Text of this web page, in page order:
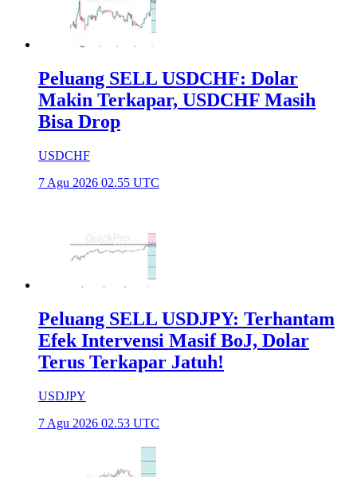
Peluang SELL USDCHF: Dolar
Makin Terkapar, USDCHF Masih
Bisa Drop
USDCHF
7 Agu 2026 02.55 UTC
Peluang SELL USDJPY: Terhantam
Efek Intervensi Masif BoJ, Dolar
Terus Terkapar Jatuh!
USDJPY
7 Agu 2026 02.53 UTC